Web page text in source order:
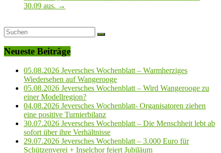
30.09 aus. →
Neueste Beiträge
05.08.2026 Jeversches Wochenblatt – Warmherziges
Wiedersehen auf Wangerooge
05.08.2026 Jeversches Wochenblatt – Wird Wangerooge zu
einer Modellregion?
04.08.2026 Jeversches Wochenblatt- Organisatoren ziehen
eine positive Turnierbilanz
30.07.2026 Jeversches Wochenblatt – Die Menschheit lebt ab
sofort über ihre Verhältnisse
29.07.2026 Jeversches Wochenblatt – 3.000 Euro für
Schützenverei + Inselchor feiert Jubiläum